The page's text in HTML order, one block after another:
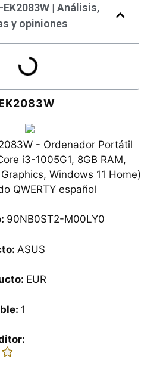
EK2083W | Análisis,
y opiniones
- Ordenador Portátil
i3-1005G1, 8GB RAM,
Windows 11 Home)
QWERTY español
‎90NB0ST2-M00LY0
ASUS
EUR
1